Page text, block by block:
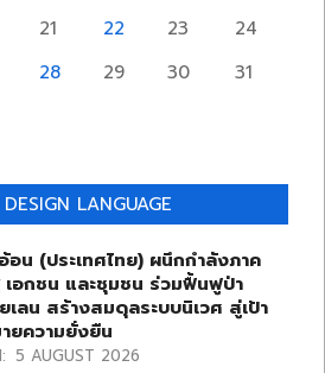
21 22 23
24
28 29 30 31
LANGUAGE
อน (ประเทศไทย) ผนึกกำลังภาค
เอกชน และชุมชน ร่วมฟื้นฟูป่า
เลน สร้างสมดุลระบบนิเวศ สู่เป้า
ยความยั่งยืน
5 AUGUST 2026